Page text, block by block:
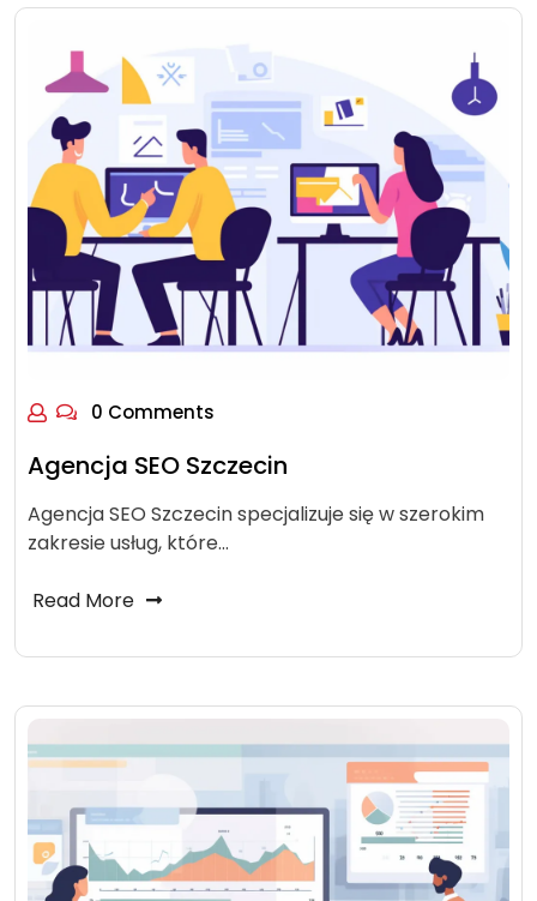
0 Comments
Agencja SEO Szczecin
Agencja SEO Szczecin specjalizuje się w szerokim
zakresie usług, które…
Read More